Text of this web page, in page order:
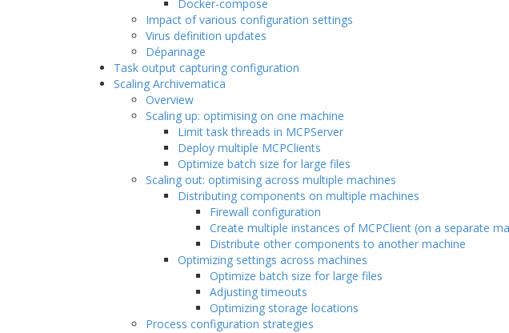
Docker-compose
Impact of various configuration settings
Virus definition updates
Dépannage
Task output capturing configuration
Scaling Archivematica
Overview
Scaling up: optimising on one machine
Limit task threads in MCPServer
Deploy multiple MCPClients
Optimize batch size for large files
Scaling out: optimising across multiple machines
Distributing components on multiple machines
Firewall configuration
Create multiple instances of MCPClient (on a separate
Distribute other components to another machine
Optimizing settings across machines
Optimize batch size for large files
Adjusting timeouts
Optimizing storage locations
Process configuration strategies